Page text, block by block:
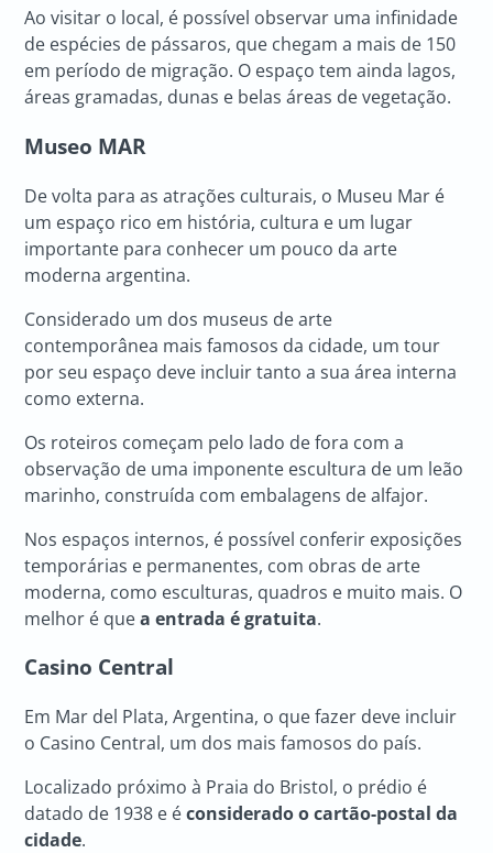
Ao visitar o local, é possível observar uma infinidade
de espécies de pássaros, que chegam a mais de 150
em período de migração. O espaço tem ainda lagos,
áreas gramadas, dunas e belas áreas de vegetação.
Museo MAR
De volta para as atrações culturais, o Museu Mar é
um espaço rico em história, cultura e um lugar
importante para conhecer um pouco da arte
moderna argentina.
Considerado um dos museus de arte
contemporânea mais famosos da cidade, um tour
por seu espaço deve incluir tanto a sua área interna
como externa.
Os roteiros começam pelo lado de fora com a
observação de uma imponente escultura de um leão
marinho, construída com embalagens de alfajor.
Nos espaços internos, é possível conferir exposições
temporárias e permanentes, com obras de arte
moderna, como esculturas, quadros e muito mais. O
melhor é quea entrada é gratuita.
Casino Central
Em Mar del Plata, Argentina, o que fazer deve incluir
o Casino Central, um dos mais famosos do país.
Localizado próximo à Praia do Bristol, o prédio é
datado de 1938 e éconsiderado o cartão-postal da
cidade.